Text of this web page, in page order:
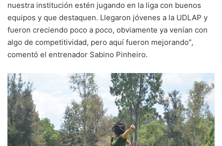
nuestra institución estén jugando en la liga con buenos
equipos y que destaquen. Llegaron jóvenes a la UDLAP y
fueron creciendo poco a poco, obviamente ya venían con
algo de competitividad, pero aquí fueron mejorando”,
comentó el entrenador Sabino Pinheiro.